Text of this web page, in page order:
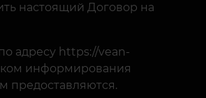
настоящий Договор на
адресу https://vean-
информирования
предоставляются.